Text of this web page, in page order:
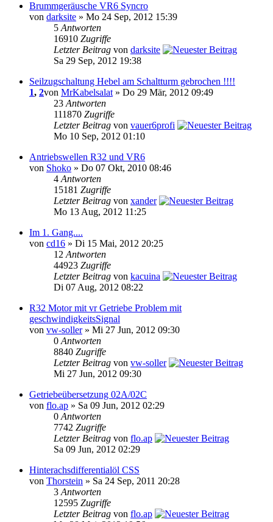
Brummgeräusche VR6 Syncro
von darksite » Mo 24 Sep, 2012 15:39
5 Antworten
16910 Zugriffe
Letzter Beitrag von darksite
Sa 29 Sep, 2012 19:38
Seilzugschaltung Hebel am Schaltturm gebrochen !!!!
1, 2von MrKabelsalat » Do 29 Mär, 2012 09:49
23 Antworten
111870 Zugriffe
Letzter Beitrag von vauer6profi
Mo 10 Sep, 2012 01:10
Antriebswellen R32 und VR6
von Shoko » Do 07 Okt, 2010 08:46
4 Antworten
15181 Zugriffe
Letzter Beitrag von xander
Mo 13 Aug, 2012 11:25
Im 1. Gang....
von cd16 » Di 15 Mai, 2012 20:25
12 Antworten
44923 Zugriffe
Letzter Beitrag von kacuina
Di 07 Aug, 2012 08:22
R32 Motor mit vr Getriebe Problem mit
geschwindigkeitsSignal
von vw-soller» Mi 27 Jun, 2012 09:30
0 Antworten
8840 Zugriffe
Letzter Beitrag von vw-soller
Mi 27 Jun, 2012 09:30
Getriebeübersetzung 02A/02C
von flo.ap » Sa 09 Jun, 2012 02:29
0 Antworten
7742 Zugriffe
Letzter Beitrag von flo.ap
Sa 09 Jun, 2012 02:29
Hinterachsdifferentialöl CSS
von Thorstein » Sa 24 Sep, 2011 20:28
3 Antworten
12595 Zugriffe
Letzter Beitrag von flo.ap